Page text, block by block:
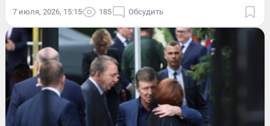
7 июля, 2026, 15:15 185 Обсудить